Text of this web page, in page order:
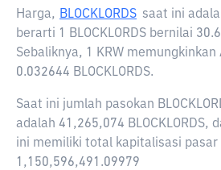
Harga, BLOCKLORDS saat ini
berarti 1 BLOCKLORDS bernilai
Sebaliknya, 1 KRW memungkinkan
0.032644 BLOCKLORDS.
Saat ini jumlah pasokan
adalah 41,265,074 BLOCKLORDS,
ini memiliki total kapitalisasi
1,150,596,491.09979